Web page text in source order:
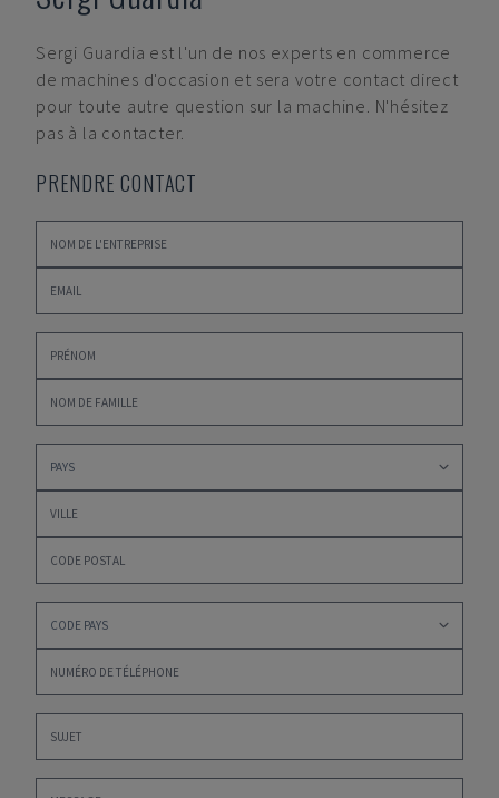
Sergi Guardia est l'un de nos experts en commerce
de machines d'occasion et sera votre contact direct
pour toute autre question sur la machine. N'hésitez
pas à la contacter.
PRENDRE CONTACT